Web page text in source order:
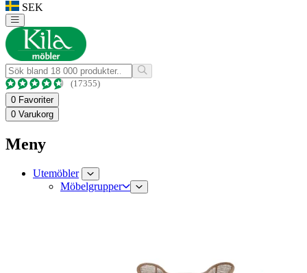
SEK
(17355)
0 Favoriter
0 Varukorg
Meny
Utemöbler
Möbelgrupper